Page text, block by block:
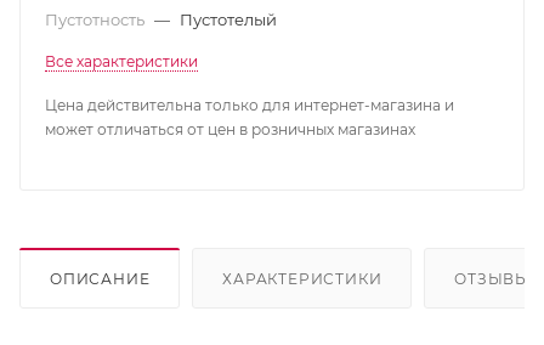
Пустотность — Пустотелый
Все характеристики
Цена действительна только для интернет-магазина и
может отличаться от цен в розничных магазинах
ОПИСАНИЕ ХАРАКТЕРИСТИКИ ОТЗЫВЫ